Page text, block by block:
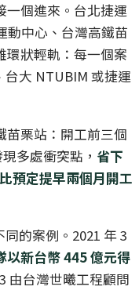
一個進來。台北捷運
動中心、台灣高鐵苗
環狀輕軌：每一個案
大 NTUBIM 或捷運
苗栗站：開工前三個
多處衝突點， 省下
預定提早兩個月開工
的案例。2021 年 3
以新台幣 445 億元得
由台灣世曦工程顧問